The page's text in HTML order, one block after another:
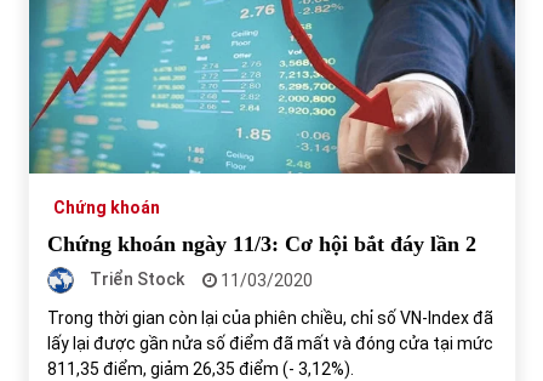
Chứng khoán
Chứng khoán ngày 11/3: Cơ hội bắt đáy lần 2
Triển Stock
11/03/2020
Trong thời gian còn lại của phiên chiều, chỉ số VN-Index đã
lấy lại được gần nửa số điểm đã mất và đóng cửa tại mức
811,35 điểm, giảm 26,35 điểm (- 3,12%).